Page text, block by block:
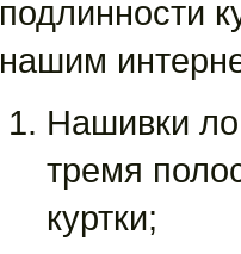
подлинности
нашим
Нашивки
тремя
куртки;